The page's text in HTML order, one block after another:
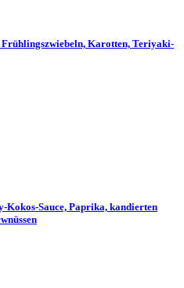
Karotten, Teriyaki-
Sauce, Paprika, kandierten